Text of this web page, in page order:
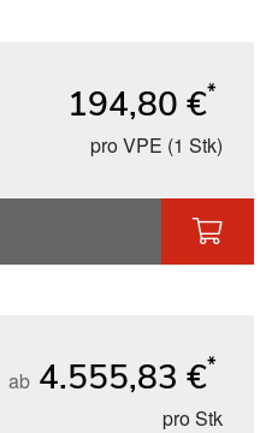
194,80 €*
pro VPE (1 Stk)
ab 4.555,83 €*
pro Stk